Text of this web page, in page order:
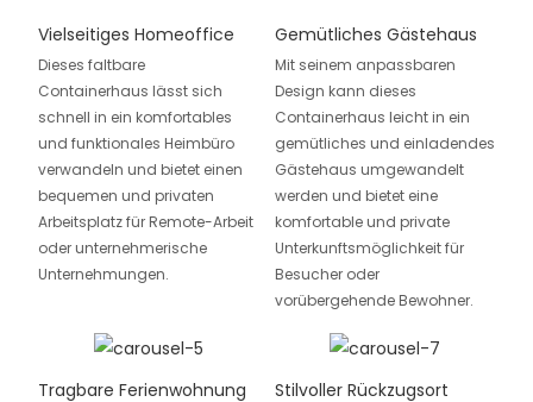
Vielseitiges Homeoffice
Dieses faltbare
Containerhaus lässt sich
schnell in ein komfortables
und funktionales Heimbüro
verwandeln und bietet einen
bequemen und privaten
Arbeitsplatz für Remote-Arbeit
oder unternehmerische
Unternehmungen.
Gemütliches Gästehaus
Mit seinem anpassbaren
Design kann dieses
Containerhaus leicht in ein
gemütliches und einladendes
Gästehaus umgewandelt
werden und bietet eine
komfortable und private
Unterkunftsmöglichkeit für
Besucher oder
vorübergehende Bewohner.
Tragbare Ferienwohnung Stilvoller Rückzugsort